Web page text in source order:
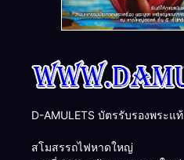
D-AMULETS บัตรรับรองพระแท้
สโมสรรถไฟหาดใหญ่